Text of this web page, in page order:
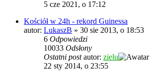
5 cze 2021, o 17:12
Kościół w 24h - rekord Guinessa
autor: LukaszB » 30 sie 2013, o 18:53
6 Odpowiedzi
10033 Odsłony
Ostatni postautor: zielu
22 sty 2014, o 23:55